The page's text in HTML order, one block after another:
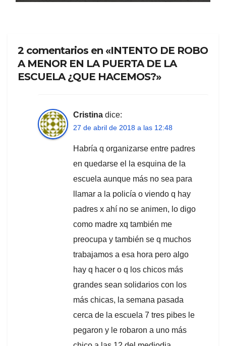
2 comentarios en «INTENTO DE ROBO
A MENOR EN LA PUERTA DE LA
ESCUELA ¿QUE HACEMOS?»
Cristina dice:
27 de abril de 2018 a las 12:48
Habría q organizarse entre padres
en quedarse el la esquina de la
escuela aunque más no sea para
llamar a la policía o viendo q hay
padres x ahí no se animen, lo digo
como madre xq también me
preocupa y también se q muchos
trabajamos a esa hora pero algo
hay q hacer o q los chicos más
grandes sean solidarios con los
más chicas, la semana pasada
cerca de la escuela 7 tres pibes le
pegaron y le robaron a uno más